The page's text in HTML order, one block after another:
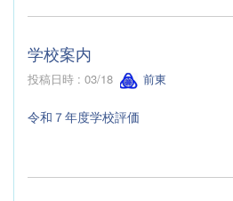
学校案内
投稿日時 : 03/18 前東
令和７年度学校評価